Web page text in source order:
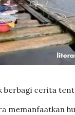
berbagi cerita
memanfaatkan